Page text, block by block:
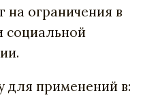
на ограничения в
социальной
для применений в: